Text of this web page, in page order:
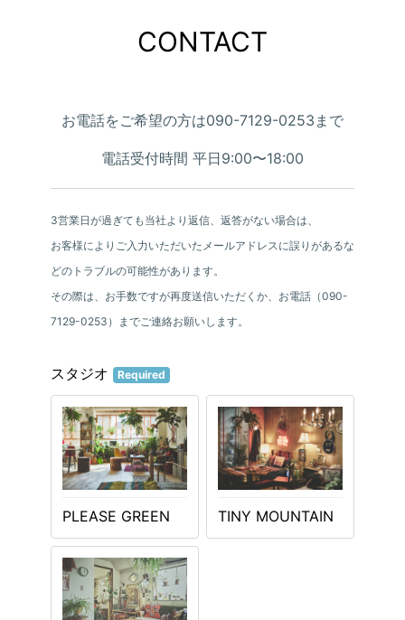
CONTACT
お電話をご希望の方は090-7129-0253まで
電話受付時間 平日9:00〜18:00
3営業日が過ぎても当社より返信、返答がない場合は、
お客様によりご入力いただいたメールアドレスに誤りがあるな
どのトラブルの可能性があります。
その際は、お手数ですが再度送信いただくか、お電話（090-
7129-0253）までご連絡お願いします。
スタジオ Required
PLEASE GREEN TINY MOUNTAIN